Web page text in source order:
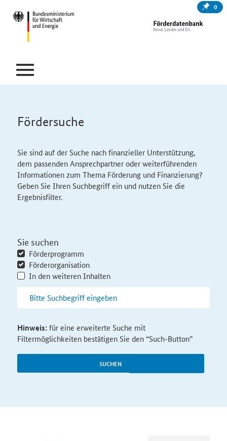
0
Fördersuche
Sie sind auf der Suche nach finanzieller Unterstützung,
dem passenden Ansprechpartner oder weiterführenden
Informationen zum Thema Förderung und Finanzierung?
Geben Sie Ihren Suchbegriff ein und nutzen Sie die
Ergebnisfilter.
Sie suchen
Förderprogramm
Förderorganisation
In den weiteren Inhalten
SUCHEN
Hinweis:für eine erweiterte Suche mit
Filtermöglichkeiten bestätigen Sie den “Such-Button”